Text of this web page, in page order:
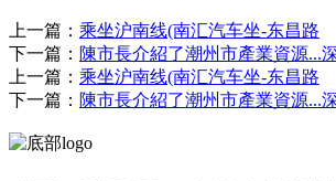
上一篇： 乘坐沪南线(南汇汽车坐-东昌路
下一篇： 陳市長介紹了潮州市產業資源...
上一篇： 乘坐沪南线(南汇汽车坐-东昌路
下一篇： 陳市長介紹了潮州市產業資源...